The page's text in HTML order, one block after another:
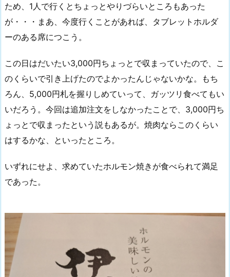
ため、1人で行くとちょっとやりづらいところもあった
が・・・まあ、今度行くことがあれば、タブレットホルダ
ーのある席につこう。
この日はだいたい3,000円ちょっとで収まっていたので、こ
のくらいで引き上げたのでよかったんじゃないかな。もち
ろん、5,000円札を握りしめていって、ガッツリ食べてもい
いだろう。今回は追加注文をしなかったことで、3,000円ち
ょっとで収まったという説もあるが。焼肉ならこのくらい
はするかな、といったところ。
いずれにせよ、求めていたホルモン焼きが食べられて満足
であった。